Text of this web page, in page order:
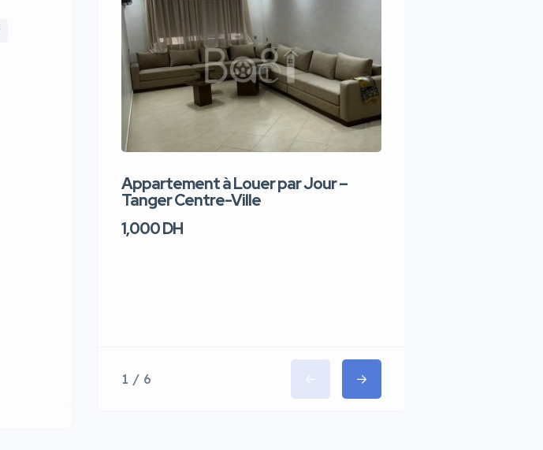
Appartement à Louer par Jour –
Tanger Centre-Ville
1,000 DH
1 / 6